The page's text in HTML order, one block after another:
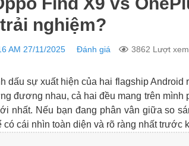
nghiệm?
AM 27/11/2025 Đánh giá 3862 Lượt xem
dấu sự xuất hiện của hai flagship Android
đương nhau, cả hai đều mang trên mình
nhất. Nếu bạn đang phân vân giữa so
cái nhìn toàn diện và rõ ràng nhất trước